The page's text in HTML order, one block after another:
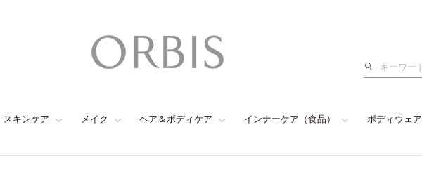
検
スキンケア メイク ヘア＆ボディケア インナーケア（食品） ボディウェア